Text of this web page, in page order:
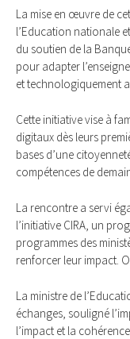
La mise en œuvre de
l’Education nationale
du soutien de la
pour adapter
et technologiquement
Cette initiative vise à
digitaux dès leurs
bases d’une
compétences de
La rencontre a servi
l’initiative CIRA, un
programmes des
renforcer leur impact.
La ministre de
échanges, souligné
l’impact et la